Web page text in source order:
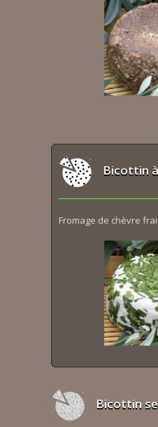
Bicottin
Fromage de chèvre
Bicottin